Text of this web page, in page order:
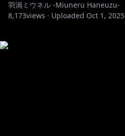
羽渦ミウネル -Miuneru Haneuzu-
8,173views · Uploaded Oct 1, 2025